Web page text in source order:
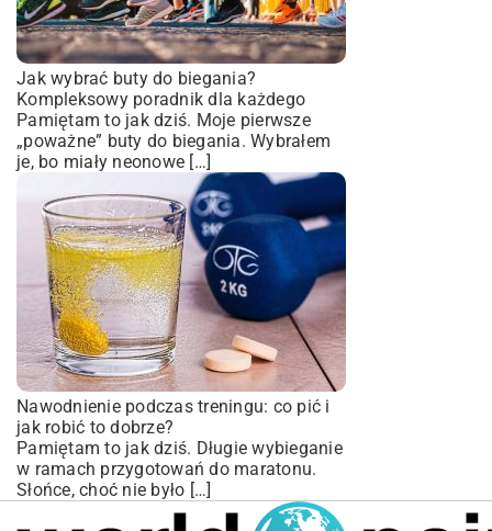
Jak wybrać buty do biegania?
Kompleksowy poradnik dla każdego
Pamiętam to jak dziś. Moje pierwsze
„poważne” buty do biegania. Wybrałem
je, bo miały neonowe […]
Nawodnienie podczas treningu: co pić i
jak robić to dobrze?
Pamiętam to jak dziś. Długie wybieganie
w ramach przygotowań do maratonu.
Słońce, choć nie było […]